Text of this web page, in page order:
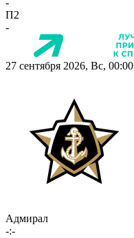
-
П2
-
27 сентября 2026, Вс, 00:00
Адмирал
-:-